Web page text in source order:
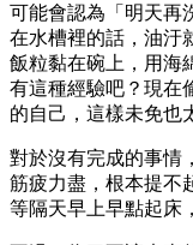
可能會認為「明天再
在水槽裡的話，油汙
飯粒黏在碗上，用
有這種經驗吧？現在
的自己，這樣未免也
對於沒有完成的事情
筋疲力盡，根本提不
等隔天早上早點起床